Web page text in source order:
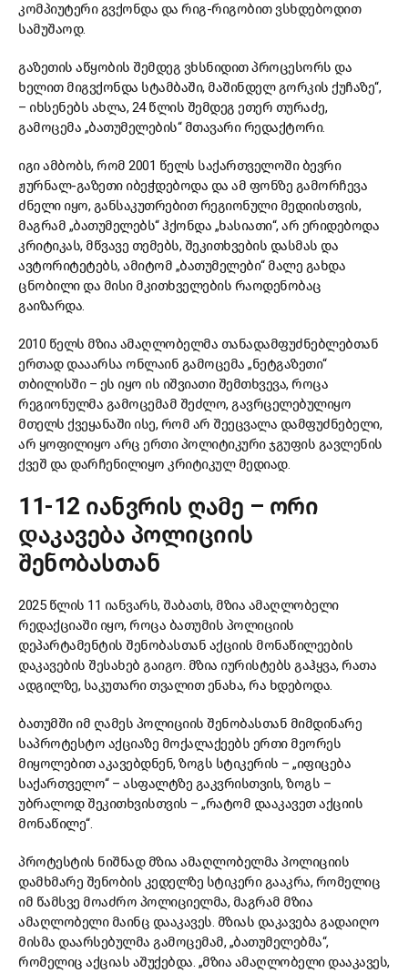
კომპიუტერი გვქონდა და რიგ-რიგობით ვსხდებოდით
სამუშაოდ.
გაზეთის აწყობის შემდეგ ვხსნიდით პროცესორს და
ხელით მიგვქონდა სტამბაში, მაშინდელ გორკის ქუჩაზე“,
– იხსენებს ახლა, 24 წლის შემდეგ ეთერ თურაძე,
გამოცემა „ბათუმელების“ მთავარი რედაქტორი.
იგი ამბობს, რომ 2001 წელს საქართველოში ბევრი
ჟურნალ-გაზეთი იბეჭდებოდა და ამ ფონზე გამორჩევა
ძნელი იყო, განსაკუთრებით რეგიონული მედიისთვის,
მაგრამ „ბათუმელებს“ ჰქონდა „ხასიათი“, არ ერიდებოდა
კრიტიკას, მწვავე თემებს, შეკითხვების დასმას და
ავტორიტეტებს, ამიტომ „ბათუმელები“ მალე გახდა
ცნობილი და მისი მკითხველების რაოდენობაც
გაიზარდა.
2010 წელს მზია ამაღლობელმა თანადამფუძნებლებთან
ერთად დააარსა ონლაინ გამოცემა „ნეტგაზეთი“
თბილისში – ეს იყო ის იშვიათი შემთხვევა, როცა
რეგიონულმა გამოცემამ შეძლო, გავრცელებულიყო
მთელს ქვეყანაში ისე, რომ არ შეეცვალა დამფუძნებელი,
არ ყოფილიყო არც ერთი პოლიტიკური ჯგუფის გავლენის
ქვეშ და დარჩენილიყო კრიტიკულ მედიად.
11-12 იანვრის ღამე – ორი
დაკავება პოლიციის
შენობასთან
2025 წლის 11 იანვარს, შაბათს, მზია ამაღლობელი
რედაქციაში იყო, როცა ბათუმის პოლიციის
დეპარტამენტის შენობასთან აქციის მონაწილეების
დაკავების შესახებ გაიგო. მზია იურისტებს გაჰყვა, რათა
ადგილზე, საკუთარი თვალით ენახა, რა ხდებოდა.
ბათუმში იმ ღამეს პოლიციის შენობასთან მიმდინარე
საპროტესტო აქციაზე მოქალაქეებს ერთი მეორეს
მიყოლებით აკავებდნენ, ზოგს სტიკერის – „იფიცება
საქართველო“ – ასფალტზე გაკვრისთვის, ზოგს –
უბრალოდ შეკითხვისთვის – „რატომ დააკავეთ აქციის
მონაწილე“.
პროტესტის ნიშნად მზია ამაღლობელმა პოლიციის
დამხმარე შენობის კედელზე სტიკერი გააკრა, რომელიც
იმ წამსვე მოაძრო პოლიციელმა, მაგრამ მზია
ამაღლობელი მაინც დააკავეს. მზიას დაკავება გადაიღო
მისმა დაარსებულმა გამოცემამ, „ბათუმელებმა“,
რომელიც აქციას აშუქებდა. „მზია ამაღლობელი დააკავეს,